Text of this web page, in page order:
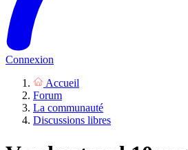
Connexion
Accueil
Forum
La communauté
Discussions libres